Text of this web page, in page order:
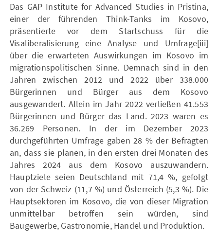
Das GAP Institute for Advanced Studies in Pristina,
einer der führenden Think-Tanks im Kosovo,
präsentierte vor dem Startschuss für die
Visaliberalisierung eine Analyse und Umfrage[iii]
über die erwarteten Auswirkungen im Kosovo im
migrationspolitischen Sinne. Demnach sind in den
Jahren zwischen 2012 und 2022 über 338.000
Bürgerinnen und Bürger aus dem Kosovo
ausgewandert. Allein im Jahr 2022 verließen 41.553
Bürgerinnen und Bürger das Land. 2023 waren es
36.269 Personen. In der im Dezember 2023
durchgeführten Umfrage gaben 28 % der Befragten
an, dass sie planen, in den ersten drei Monaten des
Jahres 2024 aus dem Kosovo auszuwandern.
Hauptziele seien Deutschland mit 71,4 %, gefolgt
von der Schweiz (11,7 %) und Österreich (5,3 %). Die
Hauptsektoren im Kosovo, die von dieser Migration
unmittelbar betroffen sein würden, sind
Baugewerbe, Gastronomie, Handel und Produktion.